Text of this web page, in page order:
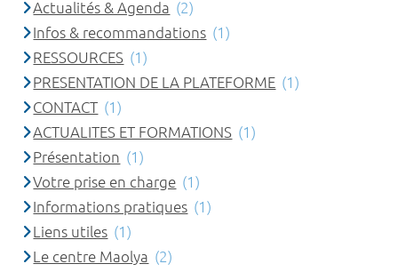
Actualités & Agenda (2)
Infos & recommandations (1)
RESSOURCES (1)
PRESENTATION DE LA PLATEFORME (1)
CONTACT (1)
ACTUALITES ET FORMATIONS (1)
Présentation (1)
Votre prise en charge (1)
Informations pratiques (1)
Liens utiles (1)
Le centre Maolya (2)